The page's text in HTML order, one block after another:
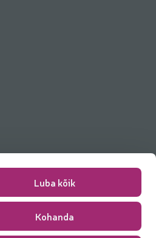
Luba kõik
Kohanda